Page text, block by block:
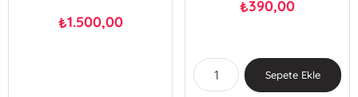
₺1.500,00
₺390,00
Sepete Ekle